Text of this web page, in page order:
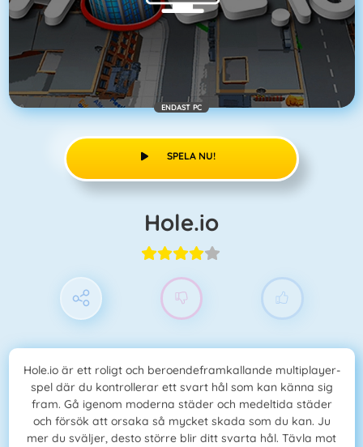
ENDAST PC
SPELA NU!
Hole.io
Hole.io är ett roligt och beroendeframkallande multiplayer-
spel där du kontrollerar ett svart hål som kan känna sig
fram. Gå igenom moderna städer och medeltida städer
och försök att orsaka så mycket skada som du kan. Ju
mer du sväljer, desto större blir ditt svarta hål. Tävla mot